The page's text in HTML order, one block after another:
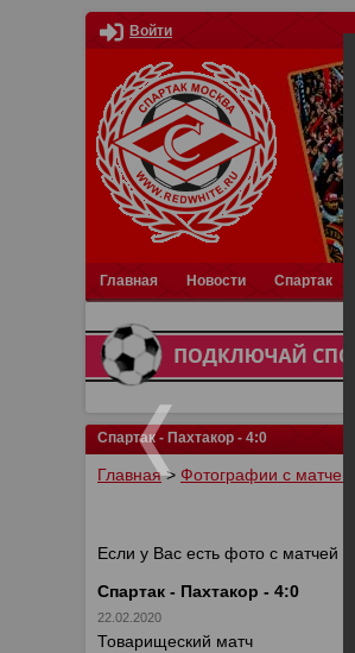
Войти
Главная Новости Спартак
Спартак - Пахтакор - 4:0
Главная> Фотографии с
Если у Вас есть фото с матчей
Спартак - Пахтакор - 4:0
22.02.2020
Товарищеский матч